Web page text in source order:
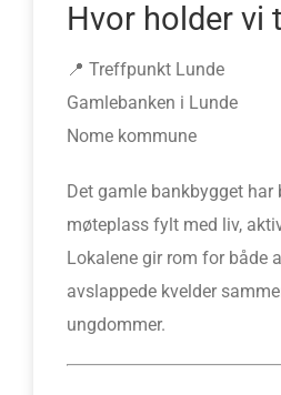
Hvor holder vi
📍 Treffpunkt Lunde
Gamlebanken i Lunde
Nome kommune
Det gamle bankbygget har
møteplass fylt med liv,
Lokalene gir rom for både
avslappede kvelder
ungdommer.